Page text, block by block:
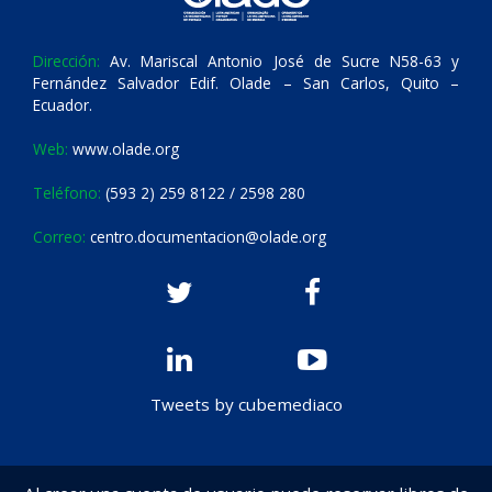
Dirección: Av. Mariscal Antonio José de Sucre N58-63 y
Fernández Salvador Edif. Olade – San Carlos, Quito –
Ecuador.
Web: www.olade.org
Teléfono: (593 2) 259 8122 / 2598 280
Correo: centro.documentacion@olade.org
Tweets by cubemediaco